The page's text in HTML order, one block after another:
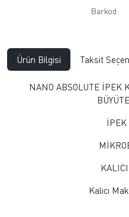
Barkod:
Ürün Bilgisi Taksit
NANO ABSOLUTE İPEK
Kalıcı